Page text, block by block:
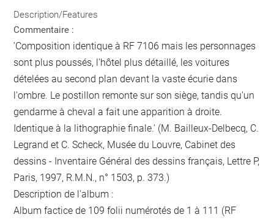
Description/Features
Commentaire :
'Composition identique à RF 7106 mais les personnages
sont plus poussés, l'hôtel plus détaillé, les voitures
dételées au second plan devant la vaste écurie dans
l'ombre. Le postillon remonte sur son siège, tandis qu'un
gendarme à cheval a fait une apparition à droite.
Identique à la lithographie finale.' (M. Bailleux-Delbecq, C.
Legrand et C. Scheck, Musée du Louvre, Cabinet des
dessins - Inventaire Général des dessins français, Lettre P,
Paris, 1997, R.M.N., n° 1503, p. 373.)
Description de l'album :
Album factice de 109 folii numérotés de 1 à 111 (RF